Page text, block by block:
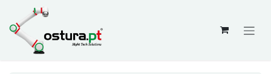
Skip to Content